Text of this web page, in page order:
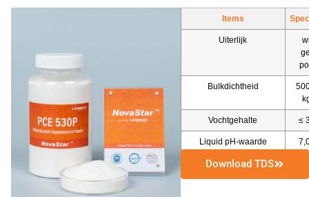
Items
Uiterlijk
Bulkdichtheid
Vochtgehalte ≤
Liquid pH-waarde
Waterreductiepercentage
Download TDS